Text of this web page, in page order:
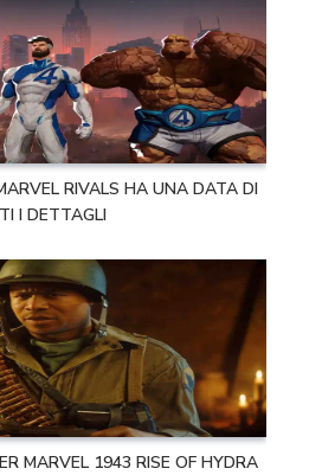
RIVALS HA UNA DATA DI
I DETTAGLI
MARVEL 1943 RISE OF HYDRA